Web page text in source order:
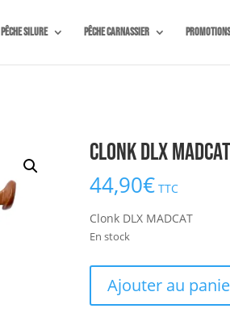
Pêche silure Pêche carnassier Promotions
Clonk DLX MADCAT
44,90€ TTC
Clonk DLX MADCAT
En stock
Clonk
Ajouter au